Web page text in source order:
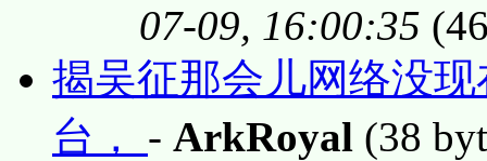
07-09, 16:00:35
揭吴征那会儿网络没
台， - ArkRoyal (38